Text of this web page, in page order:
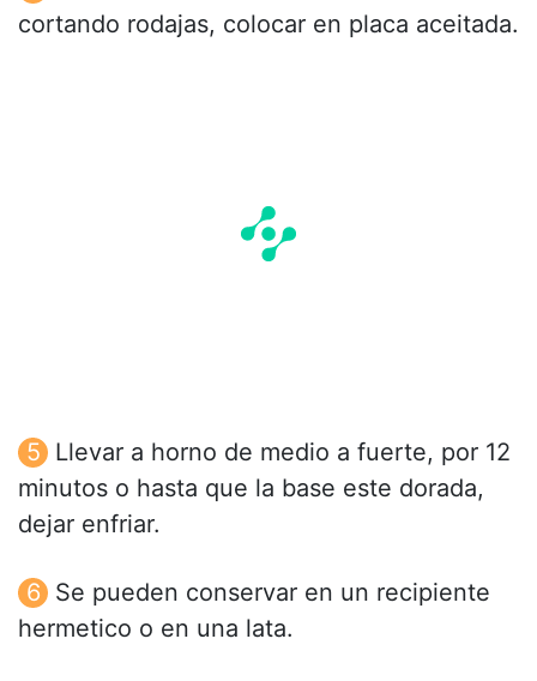
cortando rodajas, colocar en placa aceitada.
Llevar a horno de medio a fuerte, por 12
minutos o hasta que la base este dorada,
dejar enfriar.
Se pueden conservar en un recipiente
hermetico o en una lata.